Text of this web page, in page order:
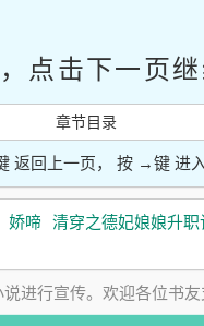
点击下一页
章节目录
回上一页， 按 →键 进
娇啼 清穿之德妃娘娘升职
进行宣传。欢迎各位书